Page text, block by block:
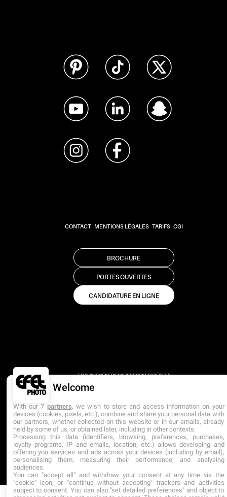
CONTACT MENTIONS LÉGALES TARIFS CGI
CANDIDATURE EN LIGNE
PORTES OUVERTES
BROCHURE
ÉTABLISSEMENT D’ENSEIGNEMENT SUPÉRIEUR
DERNIÈRE MISE À JOUR : AVRIL 2025
Welcome
With our 7 partners, we wish to store and access information on your
devices (cookies, pixels, etc.), combine and share your personal data with
our partners, whether collected on this website or in our emails, already
held by some of us, or obtained later, including in other contexts.
Processing this data (identifiers, browsing, preferences, purchases,
loyalty programs, IP and emails, location, etc.) allows developing and
offering you services and ads across your devices (including by email),
personalising them, measuring their performance, and analysing
audiences.
You can "accept all" and withdraw your consent at any time via the
"cookie" icon, or "continue without accepting" trackers and activities
subject to consent. You can also "set detailed preferences" and object to